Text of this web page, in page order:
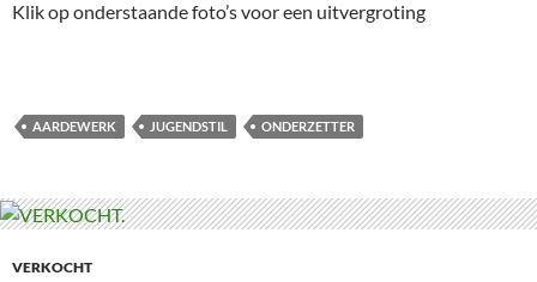
Klik op onderstaande foto’s voor een uitvergroting
AARDEWERK JUGENDSTIL ONDERZETTER
VERKOCHT